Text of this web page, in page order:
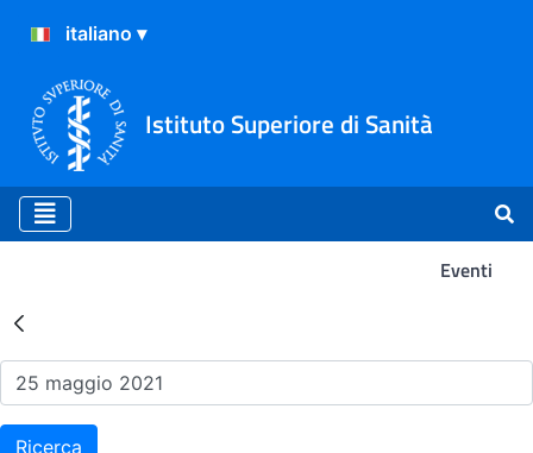
Istituto Superiore di Sanità
Eventi
Risultati della Ricerca -
Ricerca